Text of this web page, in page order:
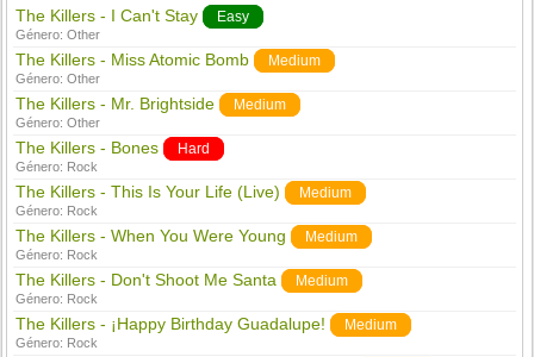
The Killers - I Can't Stay Easy
Género:Other
The Killers - Miss Atomic Bomb Medium
Género:Other
The Killers - Mr. Brightside Medium
Género:Other
The Killers - Bones Hard
Género: Rock
The Killers - This Is Your Life (Live) Medium
Género: Rock
The Killers - When You Were Young Medium
Género: Rock
The Killers - Don't Shoot Me Santa Medium
Género: Rock
The Killers - ¡Happy Birthday Guadalupe! Medium
Género: Rock